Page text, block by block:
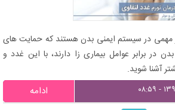
مهمی در سیستم ایمنی بدن هستند که حمایت‌ های
در برابر عوامل بیماری‌ زا دارند، با این غدد و
آشنا شوید.
ادامه